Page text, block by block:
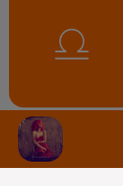
Balance